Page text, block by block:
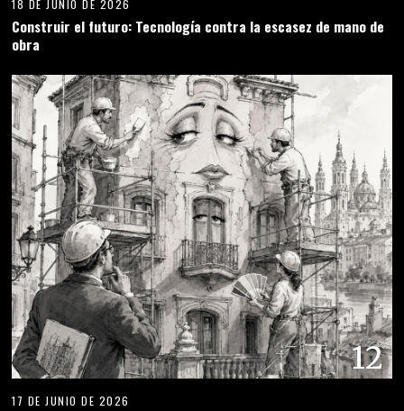
18 DE JUNIO DE 2026
Construir el futuro: Tecnología contra la escasez de mano de
obra
12
17 DE JUNIO DE 2026